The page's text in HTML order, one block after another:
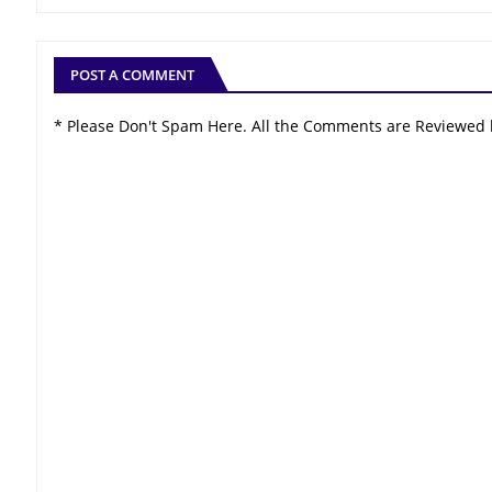
POST A COMMENT
* Please Don't Spam Here. All the Comments are Reviewed